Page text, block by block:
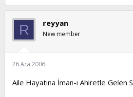
b
u
y
u
b
a
l
a
n
ı
a
R reyyan
New member
26 Ara 2006
Aile Hayatına İman-ı Ahiretle Gelen